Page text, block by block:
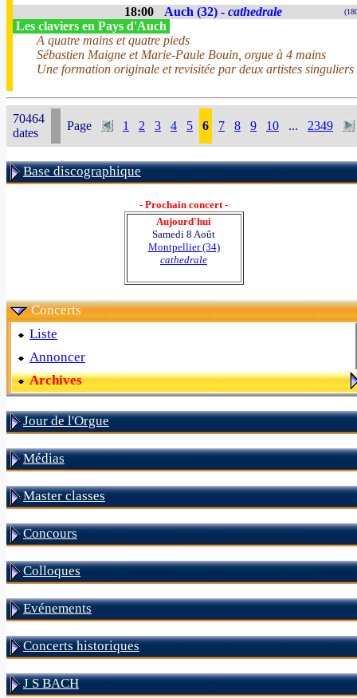
18:00 Auch (32) - cathedrale
Les claviers en Pays d'Auch
A quatre mains et quatre pieds
Sébastien Maigne et Marie-Paule Bouin, orgue à 4 mains
Une formation originale et revisitée par deux artistes singuliers
70464
dates
Page 1 2 3 4 5 6 7 8 9 10 ... 2349
Base discographique
- Prochain concert -
Aujourd'hui
Samedi 8 Août
Montpellier (34)
cathedrale
Concerts
Liste
Annoncer
Archives
Jour de l'Orgue
Médias
Master classes
Concours
Colloques
Evénements
Concerts historiques
J S BACH